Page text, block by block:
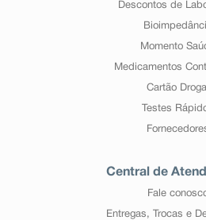
Descontos de
Momento
Medicamentos
Cartão Drogal
Testes
Central de
Fale
Entregas, Trocas e